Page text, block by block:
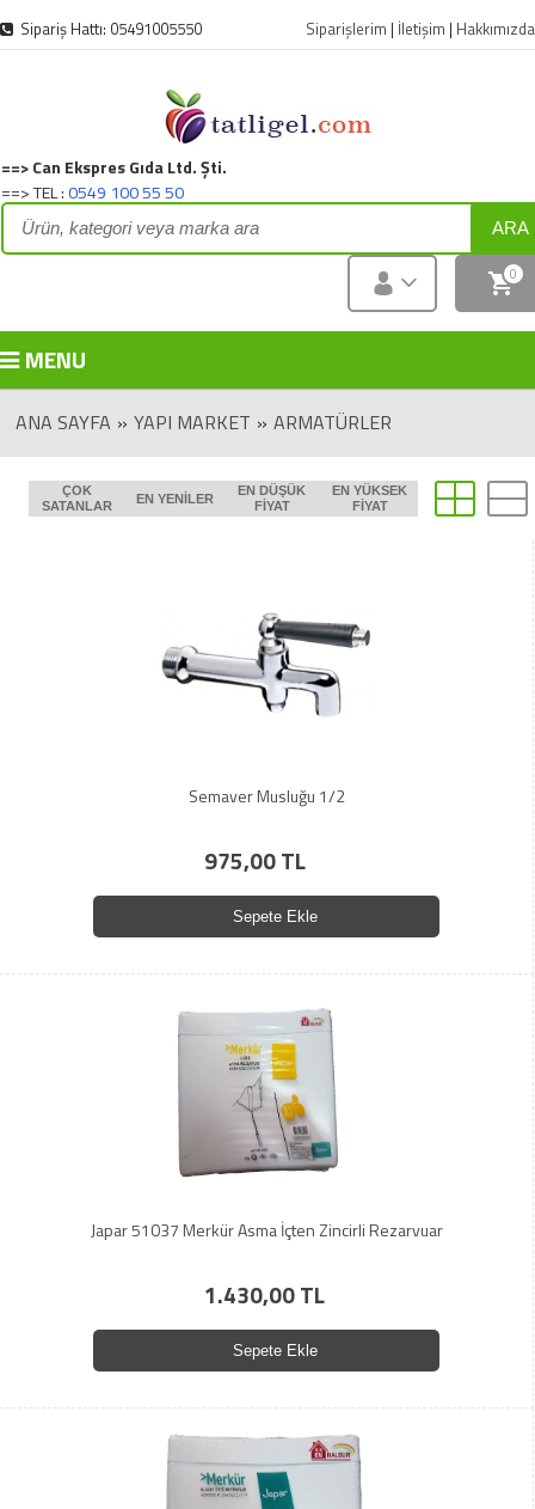
Sipariş Hattı: 05491005550 Siparişlerim | İletişim | Hakkımızda
Can Ekspres Gıda Ltd. Şti.
TEL :0549 100 55 50
ARA
0
MENU
ANA SAYFA » YAPI MARKET » ARMATÜRLER
ÇOK
SATANLAR
EN YENILER
EN DÜŞÜK
FIYAT
EN YÜKSEK
FIYAT
Semaver Musluğu 1/2
975,00 TL
Sepete Ekle
Japar 51037 Merkür Asma İçten Zincirli Rezarvuar
1.430,00 TL
Sepete Ekle